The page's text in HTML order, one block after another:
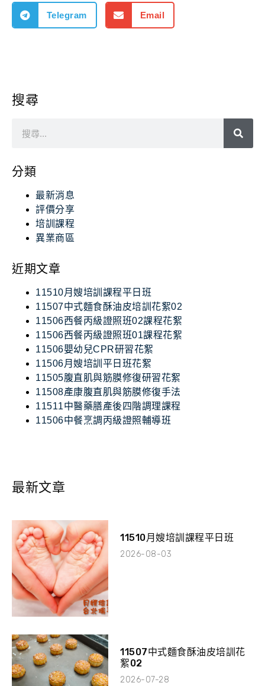
Telegram Email
搜尋
分類
最新消息
評價分享
培訓課程
異業商區
近期文章
11510月嫂培訓課程平日班
11507中式麵食酥油皮培訓花絮02
11506西餐丙級證照班02課程花絮
11506西餐丙級證照班01課程花絮
11506嬰幼兒CPR研習花絮
11506月嫂培訓平日班花絮
11505腹直肌與筋膜修復研習花絮
11508產康腹直肌與筋膜修復手法
11511中醫藥膳產後四階調理課程
11506中餐烹調丙級證照輔導班
最新文章
11510月嫂培訓課程平日班
2026-08-03
11507中式麵食酥油皮培訓花
絮02
2026-07-28